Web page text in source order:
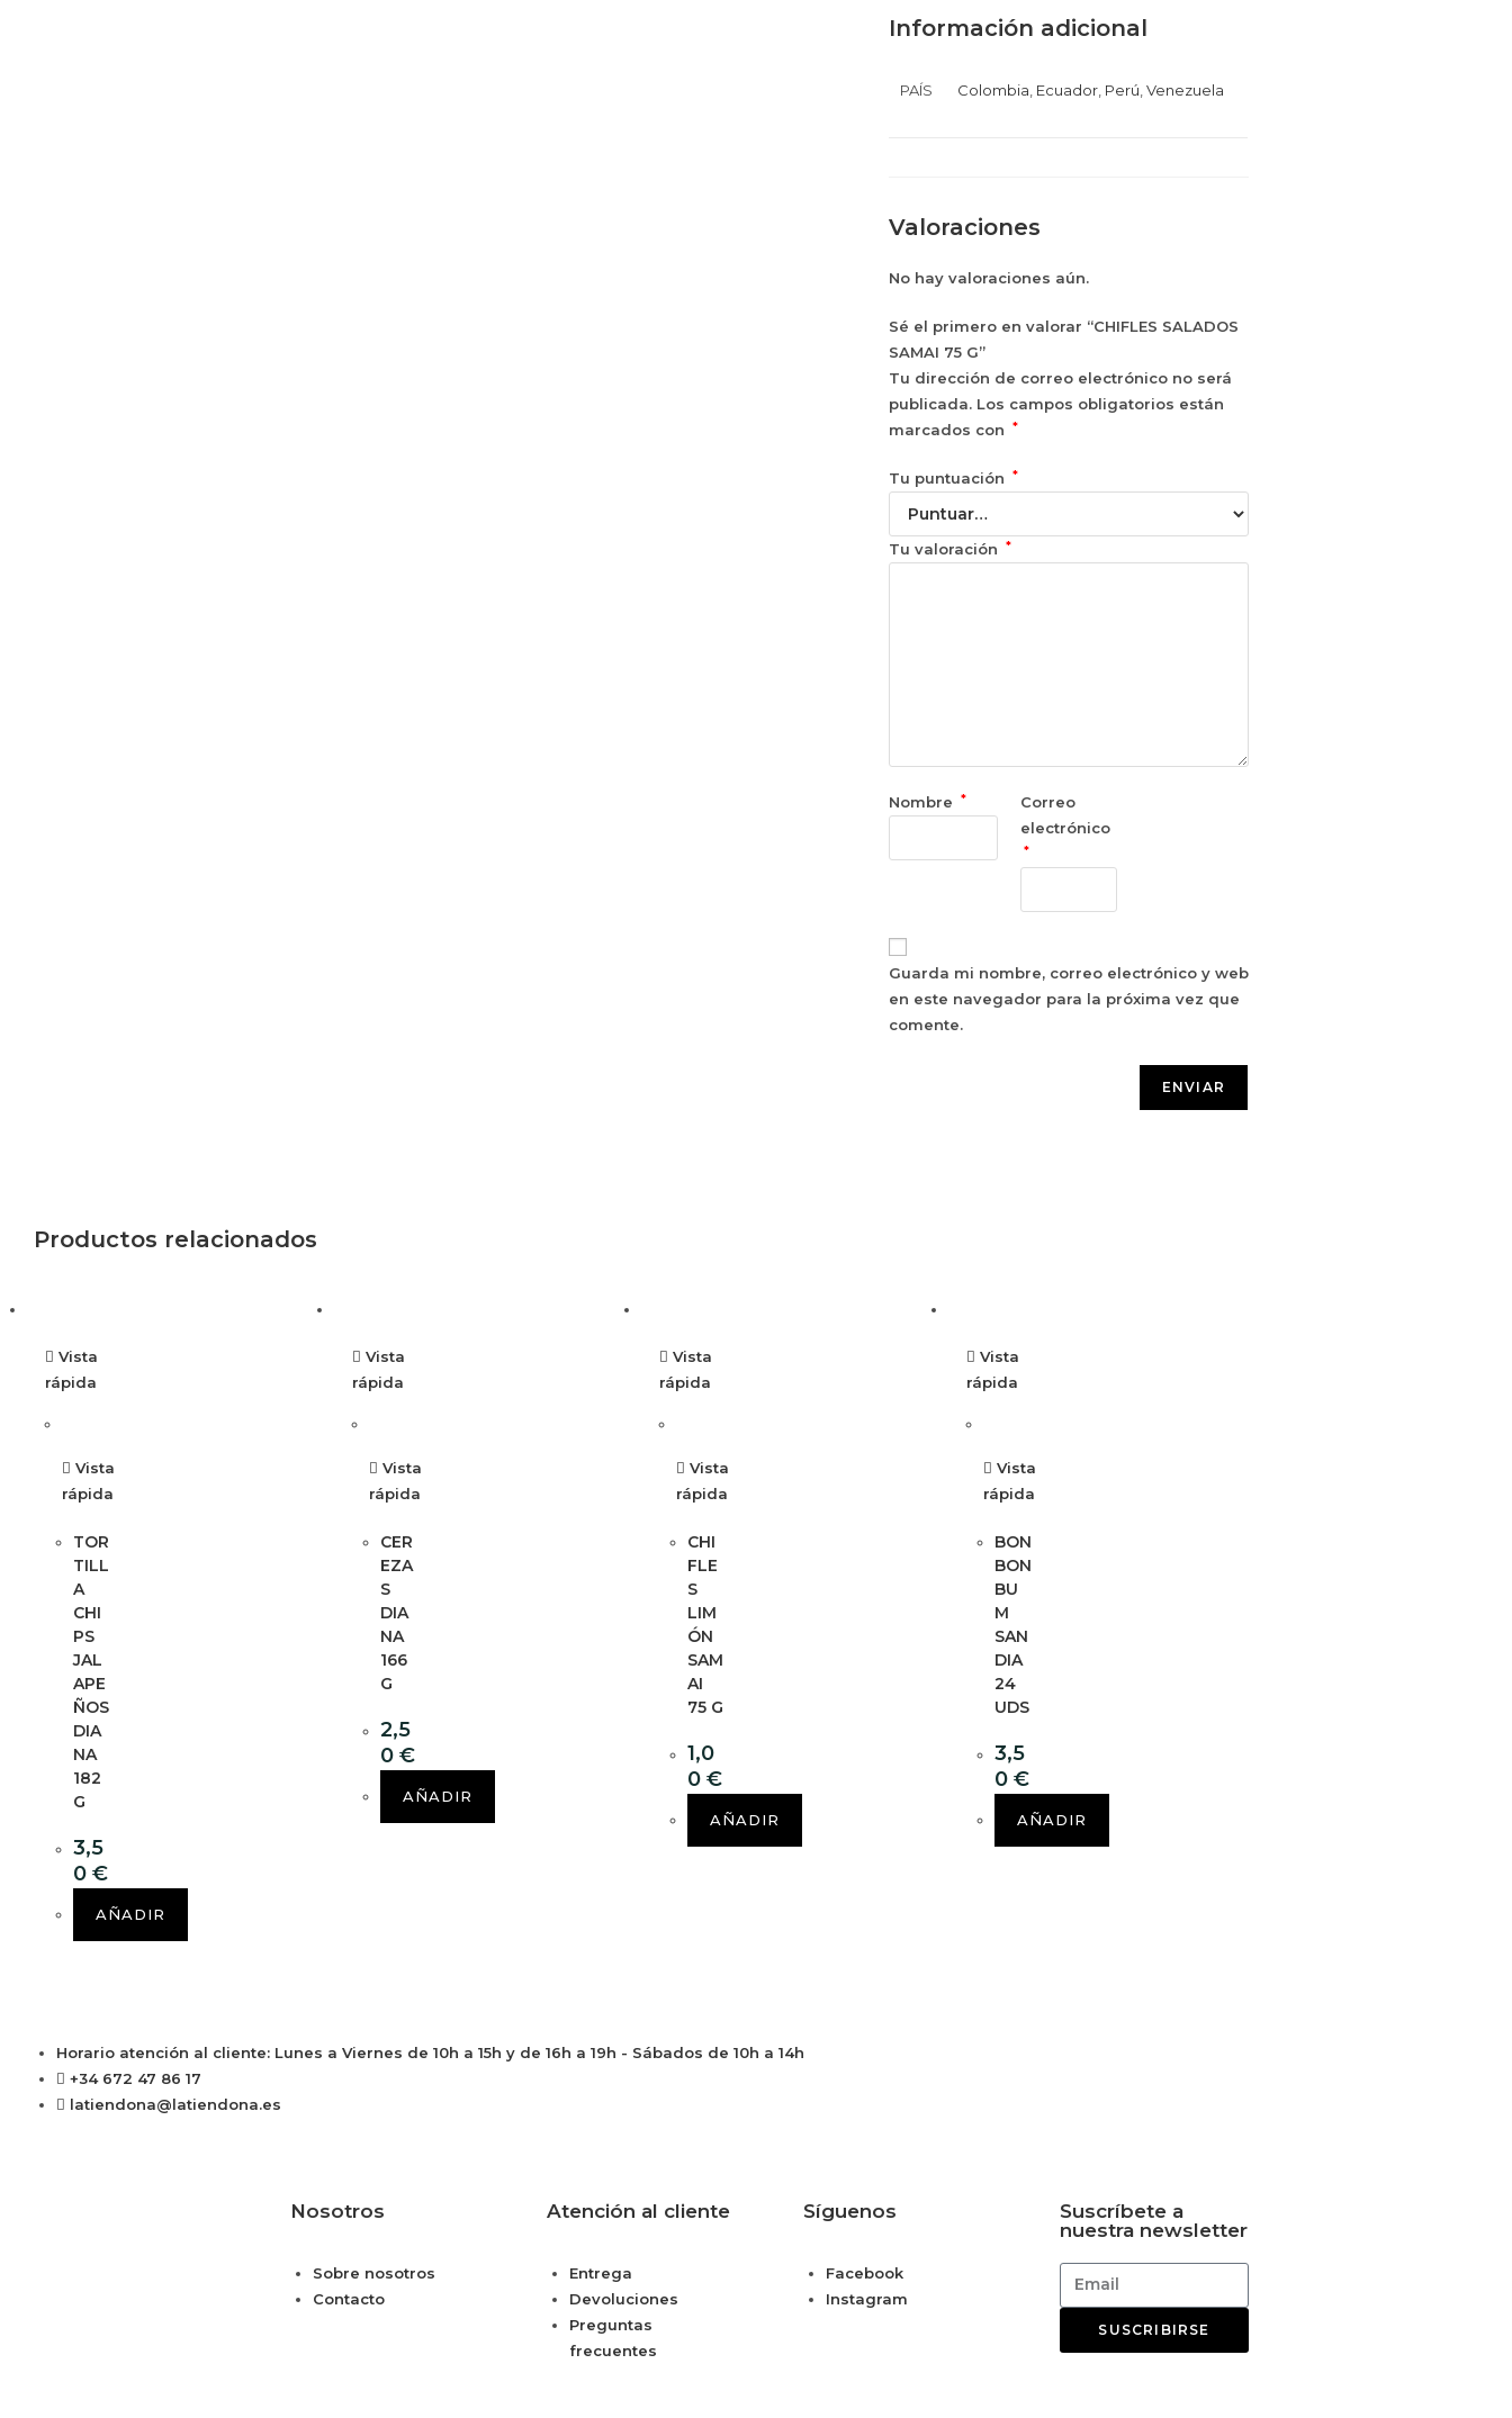
Información adicional
PAÍS Colombia Ecuador, Perú Venezuela
Valoraciones
No hay valoraciones aún.
Sé el primero en valorar “CHIFLES SALADOS
SAMAI 75 G”
Tu dirección de correo electrónico no será
publicada. Los campos obligatorios están
marcados con
*
Tu puntuación *
Tu valoración *
Nombre *
Correo
electrónico
*
Guarda mi nombre, correo electrónico y web
en este navegador para la próxima vez que
comente.
Productos relacionados
Vista
rápida
Vista
rápida
TOR
TILL
A
CHI
PS
JAL
APE
ÑOS
DIA
NA
182
G
3,5
0 €
AÑADIR
Vista
rápida
Vista
rápida
CER
EZA
S
DIA
NA
166
G
2,5
0€
AÑADIR
Vista
rápida
Vista
rápida
CHI
FLE
S
LIM
ÓN
SAM
AI
75 G
1,0
0€
AÑADIR
Vista
rápida
Vista
rápida
BON
BON
BU
M
SAN
DIA
24
UDS
3,5
0€
AÑADIR
Horario atención al cliente: Lunes a Viernes de 10h a 15h y de 16h a 19h - Sábados de 10h a 14h
+34 672 47 86 17
latiendona@latiendona.es
Nosotros
Sobre nosotros
Contacto
Atención al cliente
Entrega
Devoluciones
Preguntas
frecuentes
Síguenos
Facebook
Instagram
Suscríbete a
nuestra newsletter
SUSCRIBIRSE